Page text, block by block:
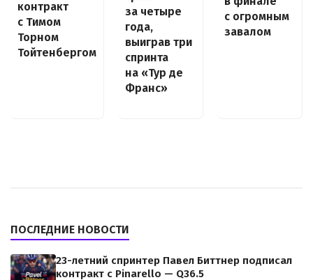
контракт
с Тимом
Торном
Тойтенбергом
за четыре
года,
выиграв три
спринта
на «Тур де
Франс»
с огромным
завалом
ПОСЛЕДНИЕ НОВОСТИ
23-летний спринтер Павел Биттнер подписал
контракт с Pinarello — Q36.5